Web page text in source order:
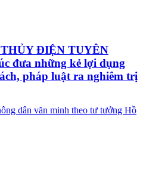
ĐIỆN TUYÊN
đưa những kẻ lợi dụng
pháp luật ra nghiêm trị
dân văn minh theo tư tưởng Hồ